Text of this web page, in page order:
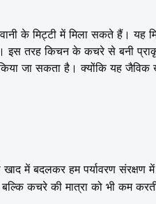
के मिट्टी में मिला सकते हैं। यह
इस तरह किचन के कचरे से बनी
जा सकता है। क्योंकि यह जैविक
में बदलकर हम पर्यावरण संरक्षण
कचरे की मात्रा को भी कम